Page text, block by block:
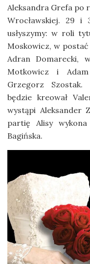
Aleksandra Grefa po
Wrocławskiej. 29
usłyszymy: w roli
Moskowicz, w
Adran Domarecki,
Motkowicz i
Grzegorz
będzie kreował
wystąpi Aleksander
partię Alisy
Bagińska.